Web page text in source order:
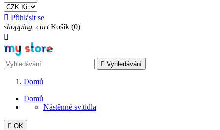
 Přihlásit se
shopping_cart Košík (0)

 Vyhledávání
Domů
Domů
Nástěnné svítidla
 OK